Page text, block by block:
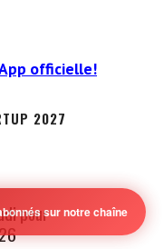
officielle!
2027
pour
sur notre chaîne